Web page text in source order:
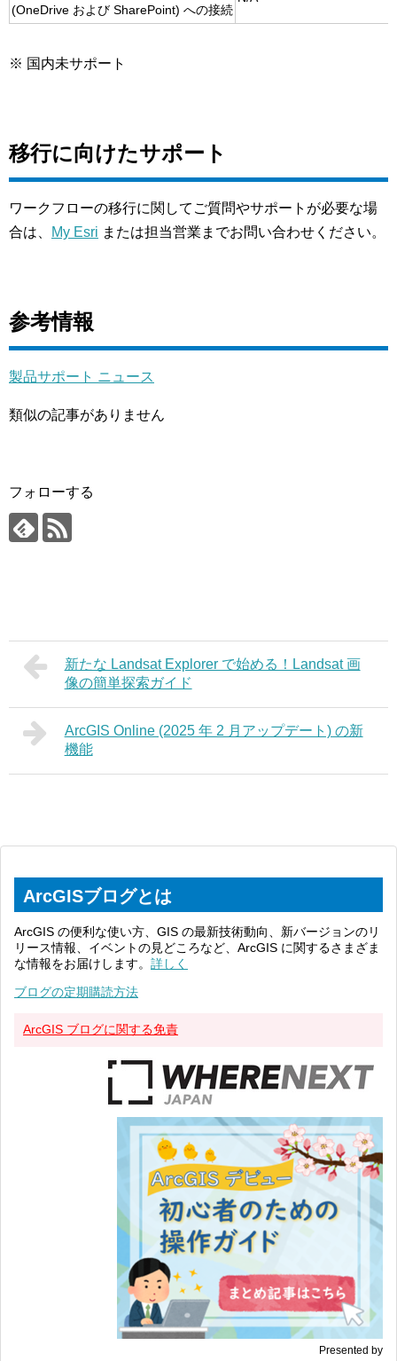
(OneDrive および SharePoint) への接続
※ 国内未サポート
移行に向けたサポート
ワークフローの移行に関してご質問やサポートが必要な場
合は、
My Esri または担当営業までお問い合わせください。
参考情報
製品サポート ニュース
類似の記事がありません
フォローする
新たな Landsat Explorer で始める！Landsat 画
像の簡単探索ガイド
ArcGIS Online (2025 年 2 月アップデート) の新
機能
ArcGISブログとは
ArcGIS の便利な使い方、GIS の最新技術動向、新バージョンのリ
リース情報、イベントの見どころなど、ArcGIS に関するさまざま
な情報をお届けします。 詳しく
ブログの定期購読方法
ArcGIS ブログに関する免責
Presented by